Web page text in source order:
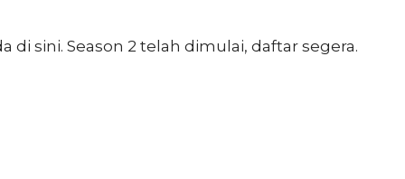
sini. Season 2 telah dimulai, daftar segera.